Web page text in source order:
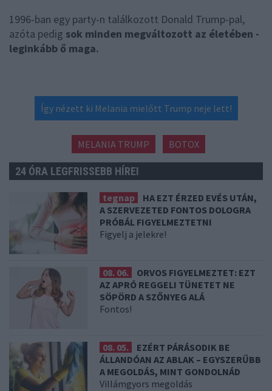
1996-ban egy party-n találkozott Donald Trump-pal,
azóta pedig sok minden megváltozott az életében -
leginkább ő maga.
Így nézett ki Melania mielőtt Trump neje lett!
MELANIA TRUMP BOTOX
24 ÓRA LEGFRISSEBB HÍREI
tegnap
HA EZT ÉRZED EVÉS UTÁN,
A SZERVEZETED FONTOS DOLOGRA
PRÓBÁL FIGYELMEZTETNI
Figyelj a jelekre!
08. 06.
ORVOS FIGYELMEZTET: EZT
AZ APRÓ REGGELI TÜNETET NE
SÖPÖRD A SZŐNYEG ALÁ
Fontos!
08. 05.
EZÉRT PÁRÁSODIK BE
ÁLLANDÓAN AZ ABLAK – EGYSZERŰBB
A MEGOLDÁS, MINT GONDOLNÁD
Villámgyors megoldás